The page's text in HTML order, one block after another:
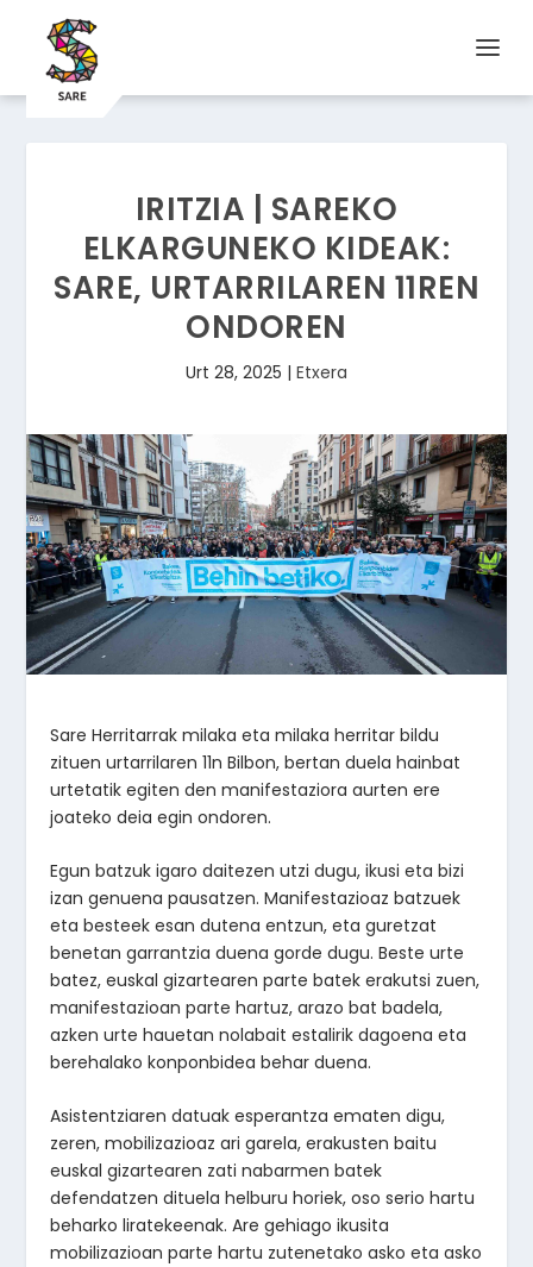
IRITZIA | SAREKO
ELKARGUNEKO KIDEAK:
SARE, URTARRILAREN 11REN
ONDOREN
Urt 28, 2025 | Etxera
Sare Herritarrak milaka eta milaka herritar bildu
zituen urtarrilaren 11n Bilbon, bertan duela hainbat
urtetatik egiten den manifestaziora aurten ere
joateko deia egin ondoren.
Egun batzuk igaro daitezen utzi dugu, ikusi eta bizi
izan genuena pausatzen. Manifestazioaz batzuek
eta besteek esan dutena entzun, eta guretzat
benetan garrantzia duena gorde dugu. Beste urte
batez, euskal gizartearen parte batek erakutsi zuen,
manifestazioan parte hartuz, arazo bat badela,
azken urte hauetan nolabait estalirik dagoena eta
berehalako konponbidea behar duena.
Asistentziaren datuak esperantza ematen digu,
zeren, mobilizazioaz ari garela, erakusten baitu
euskal gizartearen zati nabarmen batek
defendatzen dituela helburu horiek, oso serio hartu
beharko liratekeenak. Are gehiago ikusita
mobilizazioan parte hartu zutenetako asko eta asko